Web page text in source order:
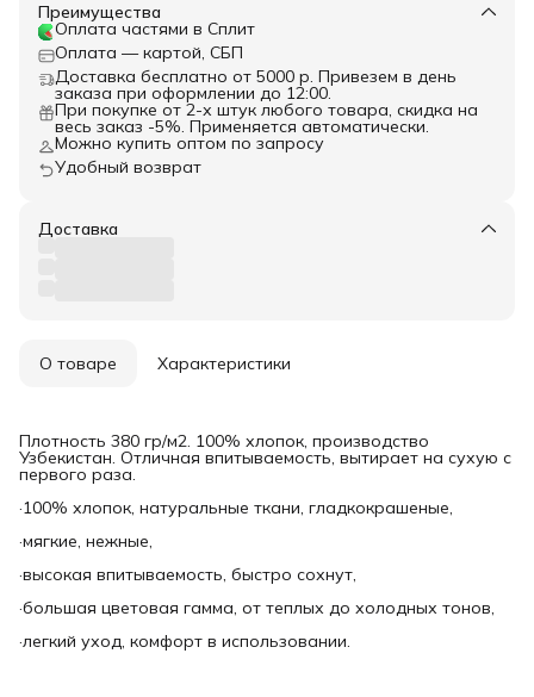
Преимущества
Оплата частями в Сплит
Оплата — картой, СБП
Доставка бесплатно от 5000 р. Привезем в день
заказа при оформлении до 12:00.
При покупке от 2-х штук любого товара, скидка на
весь заказ -5%. Применяется автоматически.
Можно купить оптом по запросу
Удобный возврат
Доставка
О товаре Характеристики
Плотность 380 гр/м2. 100% хлопок, производство
Узбекистан. Отличная впитываемость, вытирает на сухую с
первого раза.
·100% хлопок, натуральные ткани, гладкокрашеные,
·мягкие, нежные,
·высокая впитываемость, быстро сохнут,
·большая цветовая гамма, от теплых до холодных тонов,
·легкий уход, комфорт в использовании.